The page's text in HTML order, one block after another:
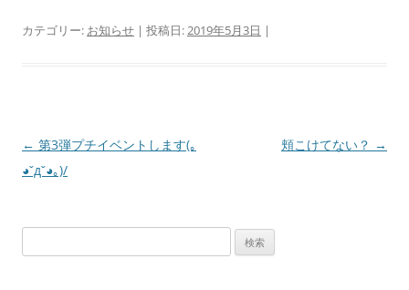
カテゴリー: お知らせ | 投稿日:2019年5月3日 |
投
稿
← 第3弾プチイベントします(｡
◕ˇдˇ​◕｡)/
頬こけてない？ →
索: